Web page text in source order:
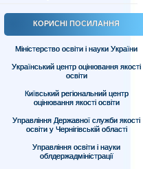
КОРИСНІ ПОСИЛАННЯ
Міністерство освіти і науки України
Український центр оцінювання якості
освіти
Київський регіональний центр
оцінювання якості освіти
Управління Державної служби якості
освіти у Чернігівській області
Управління освіти і науки
облдержадміністрації